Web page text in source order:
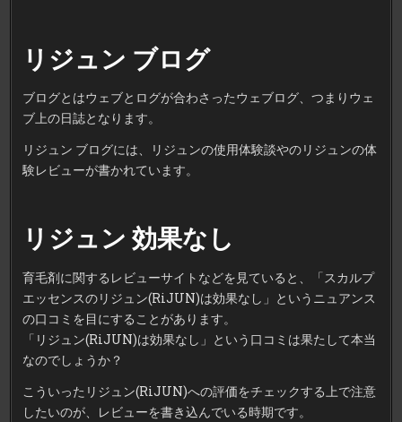
リジュン ブログ
ブログとはウェブとログが合わさったウェブログ、つまりウェ
ブ上の日誌となります。
リジュン ブログには、リジュンの使用体験談やのリジュンの体
験レビューが書かれています。
リジュン 効果なし
育毛剤に関するレビューサイトなどを見ていると、「スカルプ
エッセンスのリジュン(RiJUN)は効果なし」というニュアンス
の口コミを目にすることがあります。
「リジュン(RiJUN)は効果なし」という口コミは果たして本当
なのでしょうか？
こういったリジュン(RiJUN)への評価をチェックする上で注意
したいのが、レビューを書き込んでいる時期です。